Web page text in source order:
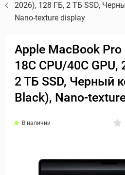
2026), 128 ГБ, 2 ТБ SSD,
Nano-texture display
Apple MacBook
18C CPU/40C
2 ТБ SSD, Черный
Black), Nano-
В наличии